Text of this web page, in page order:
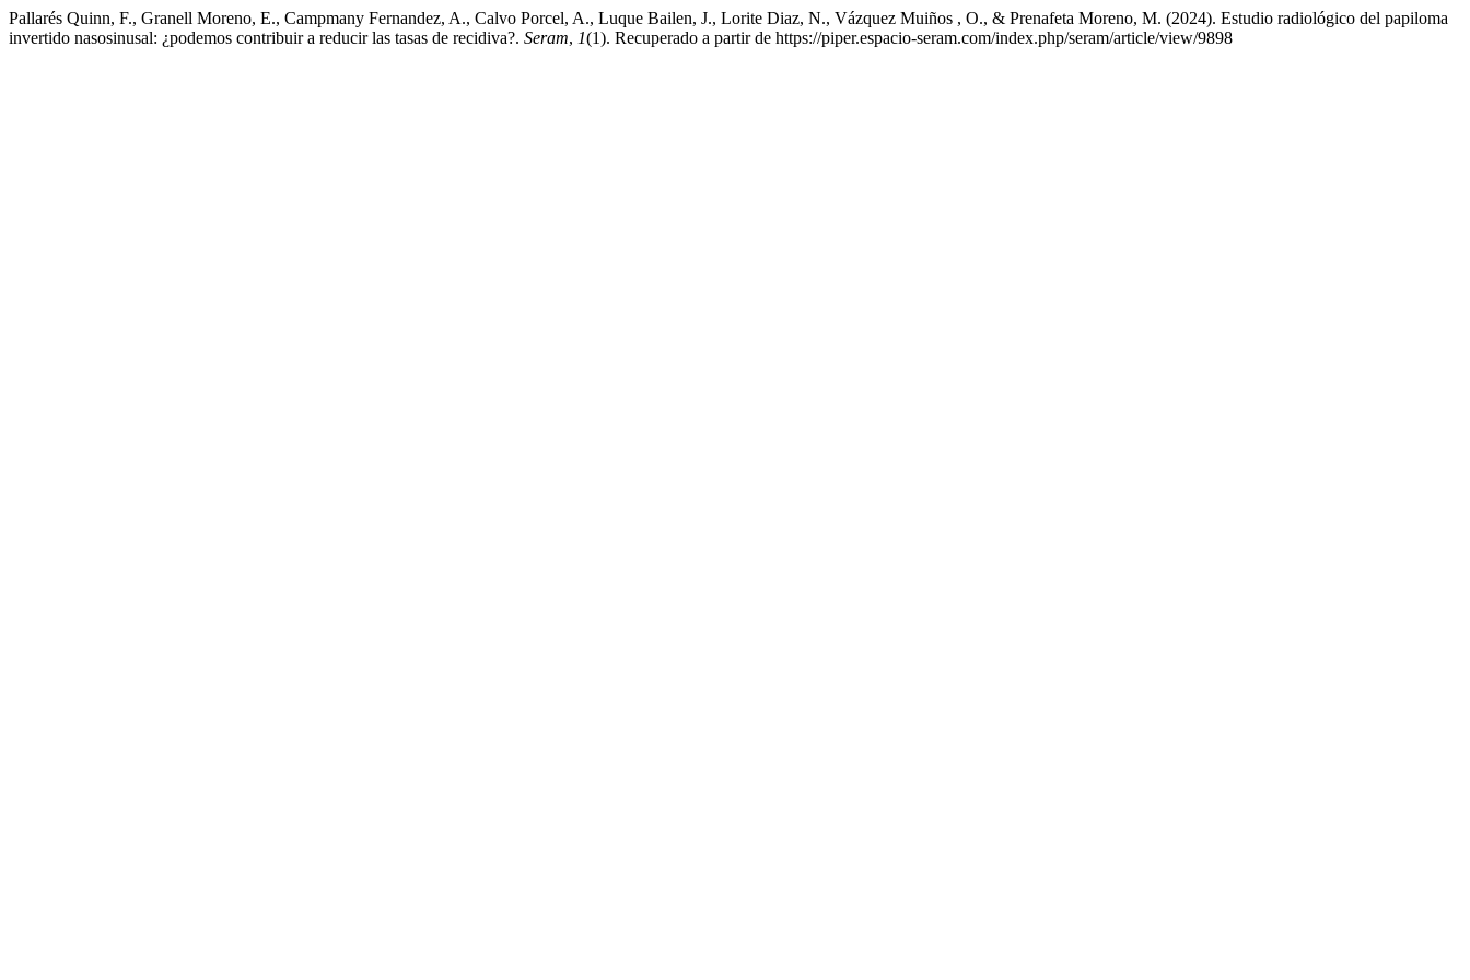
Pallarés Quinn, F., Granell Moreno, E., Campmany Fernandez, A., Calvo Porcel, A., Luque Bailen, J., Lorite Diaz, N., Vázquez Muiños , O., & Prenafeta Moreno, M. (2024). Estudio radiológico del papiloma
invertido nasosinusal: ¿podemos contribuir a reducir las tasas de recidiva?. Seram, 1(1). Recuperado a partir de https://piper.espacio-seram.com/index.php/seram/article/view/9898